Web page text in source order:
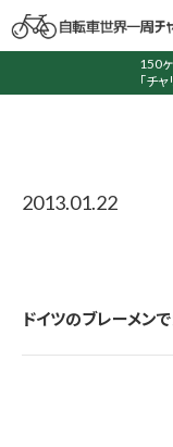
150
「チ
2013.01.22
ドイツのブレーメン